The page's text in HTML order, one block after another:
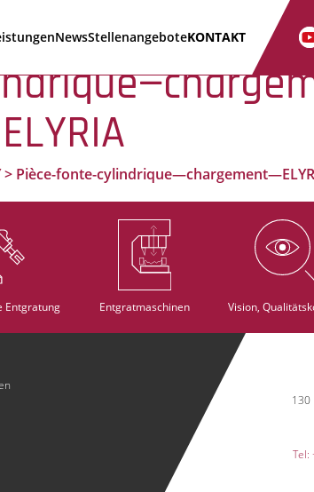
NewsStellenangeboteKONTAKT
ELYRIA
> Pièce-fonte-
Entgratung Entgratmaschinen Vision,
130
Tel: